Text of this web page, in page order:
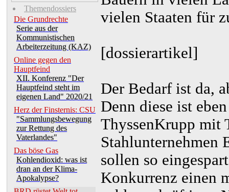
Themendossiers
Die Grundrechte
Serie aus der
Kommunistischen
Arbeiterzeitung (KAZ)
Online gegen den
Hauptfeind
XII. Konferenz "Der
Hauptfeind steht im
eigenen Land" 2020/21
Herz der Finsternis: CSU
"Sammlungsbewegung
zur Rettung des
Vaterlandes"
Das böse Gas
Kohlendioxid: was ist
dran an der Klima-
Apokalypse?
vielen Staaten für
[dossierartikel]
Der Bedarf ist da,
Denn diese ist
ThyssenKrupp mit
Stahlunternehmen
sollen so
Konkurrenz einen